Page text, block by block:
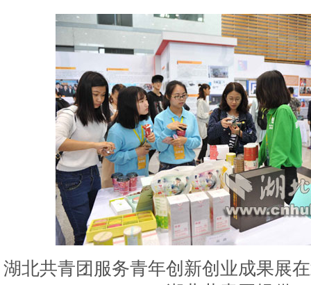
湖北共青团服务青年创新创业成果展